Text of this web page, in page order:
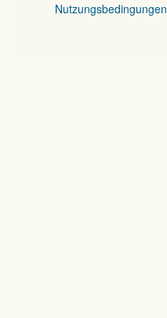
Nutzungsbedingungen